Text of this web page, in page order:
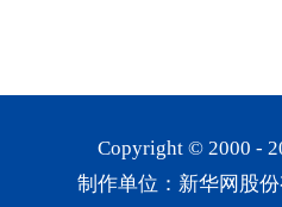
Copyright © 2000 -
制作单位：新华网股